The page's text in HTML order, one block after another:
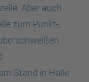
Aber auch
zum Punkt-,
Stand in Halle